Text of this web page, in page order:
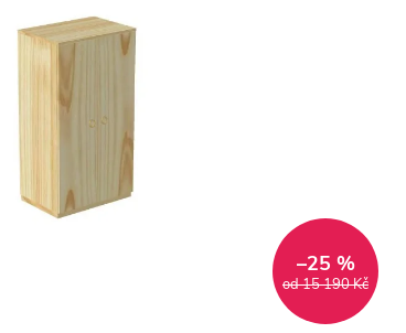
od 15 190 Kč
–25 %